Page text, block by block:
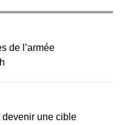
de l’armée
devenir une cible